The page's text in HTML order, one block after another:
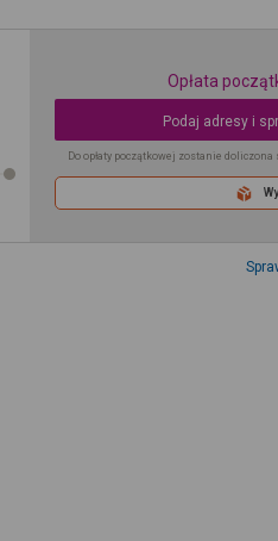
Opłata
Podaj adresy i
Do opłaty początkowej zostanie